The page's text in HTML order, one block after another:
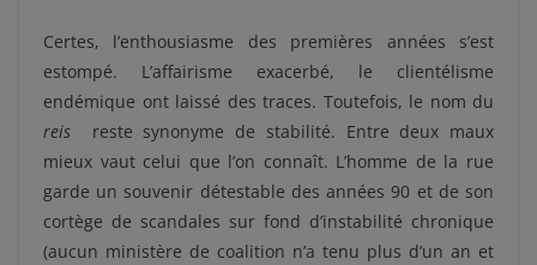
Certes, l’enthousiasme des premières années s’est
estompé. L’affairisme exacerbé, le clientélisme
endémique ont laissé des traces. Toutefois, le nom du
reis
reste synonyme de stabilité. Entre deux maux
mieux vaut celui que l’on connaît. L’homme de la rue
garde un souvenir détestable des années 90 et de son
cortège de scandales sur fond d’instabilité chronique
(aucun ministère de coalition n’a tenu plus d’un an et